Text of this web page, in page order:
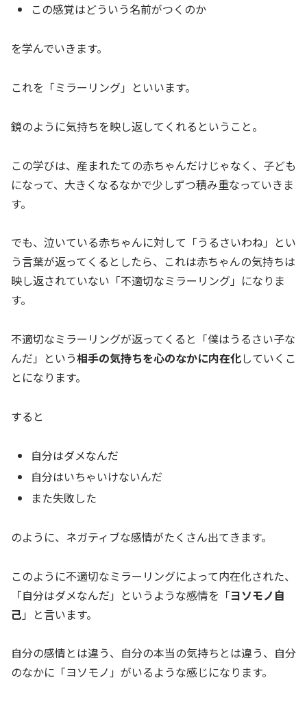
この感覚はどういう名前がつくのか
を学んでいきます。
これを「ミラーリング」といいます。
鏡のように気持ちを映し返してくれるということ。
この学びは、産まれたての赤ちゃんだけじゃなく、子ども
になって、大きくなるなかで少しずつ積み重なっていきま
す。
でも、泣いている赤ちゃんに対して「うるさいわね」とい
う言葉が返ってくるとしたら、これは赤ちゃんの気持ちは
映し返されていない「不適切なミラーリング」になりま
す。
不適切なミラーリングが返ってくると「僕はうるさい子な
んだ」という相手の気持ちを心のなかに内在化していくこ
とになります。
すると
自分はダメなんだ
自分はいちゃいけないんだ
また失敗した
のように、ネガティブな感情がたくさん出てきます。
このように不適切なミラーリングによって内在化された、
「自分はダメなんだ」というような感情を「ヨソモノ自
己 」と言います。
自分の感情とは違う、自分の本当の気持ちとは違う、自分
のなかに「ヨソモノ」がいるような感じになります。